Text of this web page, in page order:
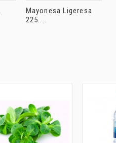
Mayonesa Ligeresa
225...